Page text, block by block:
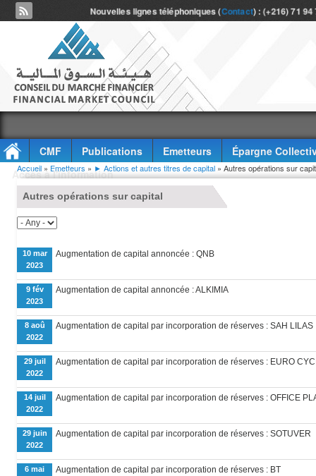
Nouvelles lignes téléphoniques (Contact) : (+216) 71
CMF Publications Emetteurs
Épargne
Accès à l'information
Vous êtes ici
Accueil » Emetteurs » ► Actions et autres titres de capital » Autres opérations sur
Autres opérations sur capital
10 mar
2023
Augmentation de capital annoncée : QNB
9 fév
2023
Augmentation de capital annoncée : ALKIMIA
8 aoû
2022
Augmentation de capital par incorporation de réserves : SAH LILAS
29 juil
2022
Augmentation de capital par incorporation de réserves : EURO
14 juil
2022
Augmentation de capital par incorporation de réserves : OFFICE
29 juin
2022
Augmentation de capital par incorporation de réserves : SOTUVER
6 mai
Augmentation de capital par incorporation de réserves : BT